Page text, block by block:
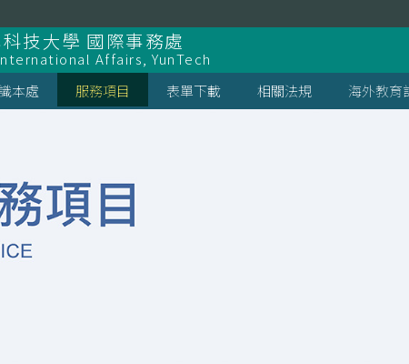
技大學 國際事務處
Affairs, YunTech
本處 服務項目 表單下載 相關法規 海外教育